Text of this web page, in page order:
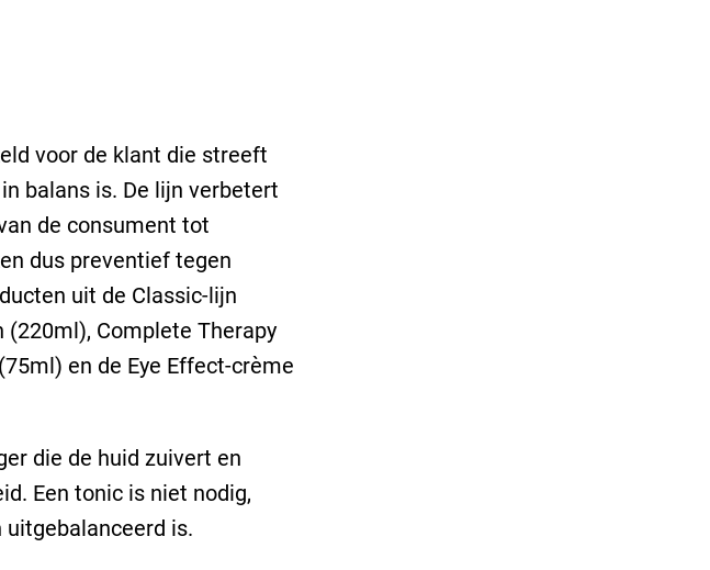
voor de klant die streeft
balans is. De lijn verbetert
de consument tot
dus preventief tegen
uit de Classic-lijn
(220ml), Complete Therapy
en de Eye Effect-crème
die de huid zuivert en
Een tonic is niet nodig,
uitgebalanceerd is.